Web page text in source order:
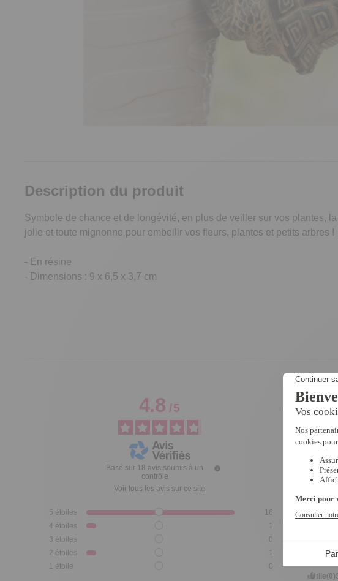
Description du produit
Symbole de chance et de longévité, en plus de veiller sur vos plantes,
jolie et toute mignonne pour embellir vos fleurs, plantes et petits arbres !
- En résine
- Dimensions : 9 x 6,5 x 3,7 cm
4.8/5
Basé sur 18 avis soumis à un
contrôle
Voir tous les avis sur ce site
5 étoiles
16
4 étoiles
1
3 étoiles
0
2 étoiles
1
1 étoile 0
Avis
Utile(0)
Avis
Avis du
Utile(0)